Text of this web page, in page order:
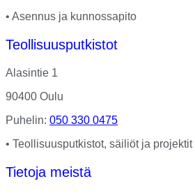
• Asennus ja kunnossapito
Teollisuusputkistot
Alasintie 1
90400 Oulu
Puhelin: 050 330 0475
• Teollisuusputkistot, säiliöt ja projektit
Tietoja meistä